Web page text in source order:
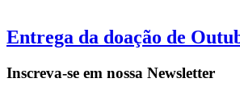
Entrega da doação de
Inscreva-se em nossa Newsletter